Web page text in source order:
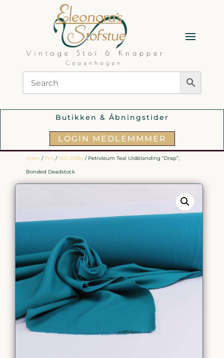
Butikken & Åbningstider
LOGIN MEDLEMMMER
Hjem / Pris/100-299kr/ Petroleum Teal Uldblanding “Drap”,
Bonded Deadstock